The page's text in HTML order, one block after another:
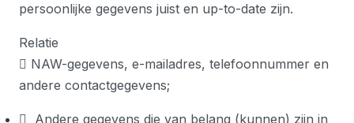
persoonlijke gegevens juist en up-to-date zijn.
Relatie
 NAW-gegevens, e-mailadres, telefoonnummer en
andere contactgegevens;
 Andere gegevens die van belang (kunnen) zijn in